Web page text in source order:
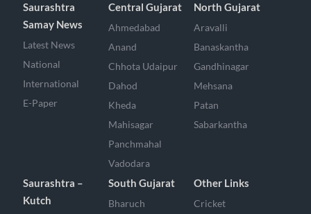
Saurashtra
Samay News
Latest News
National
International
E-Paper
Central Gujarat
Ahmedabad
Anand
Chhota Udaipur
Dahod
Kheda
Mahisagar
Panchmahal
Vadodara
North Gujarat
Aravalli
Banaskantha
Gandhinagar
Mehsana
Patan
Sabarkantha
Saurashtra –
Kutch
South Gujarat
Bharuch
Other Links
Cricket